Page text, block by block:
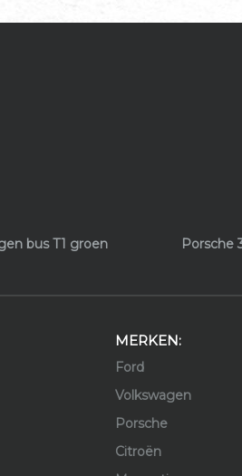
bus T1 groen Porsche
MERKEN:
Ford
Volkswagen
Porsche
Citroën